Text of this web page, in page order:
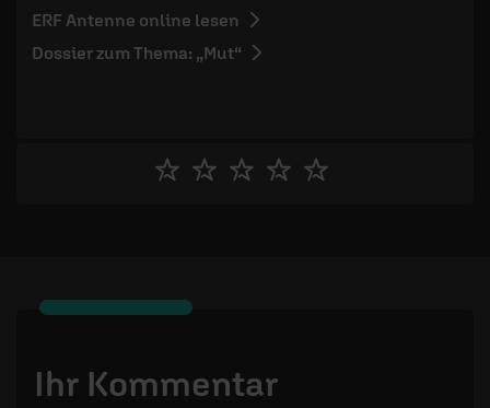
ERF Antenne online lesen
Dossier zum Thema: „Mut“
Ihr Kommentar